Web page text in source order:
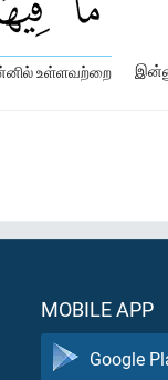
உள்ளவற்றை
MOBILE APP
Google